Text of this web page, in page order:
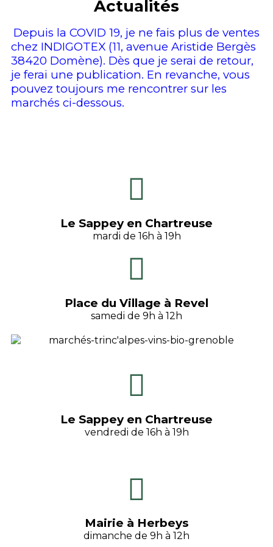
Actualités
Depuis la COVID 19, je ne fais plus de ventes
chez INDIGOTEX (11, avenue Aristide Bergès
38420 Domène). Dès que je serai de retour,
je ferai une publication. En revanche, vous
pouvez toujours me rencontrer sur les
marchés ci-dessous.
Le Sappey en Chartreuse
mardi de 16h à 19h
Place du Village à Revel
samedi de 9h à 12h
Le Sappey en Chartreuse
vendredi de 16h à 19h
Mairie à Herbeys
dimanche de 9h à 12h